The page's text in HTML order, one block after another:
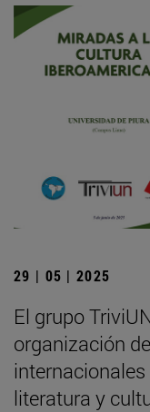
29 | 05 | 2025
El grupo
organización
literatura y